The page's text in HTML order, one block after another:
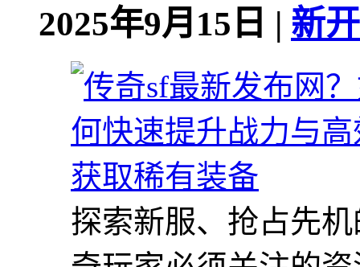
2025年9月15日 | 新
探索新服、抢占先